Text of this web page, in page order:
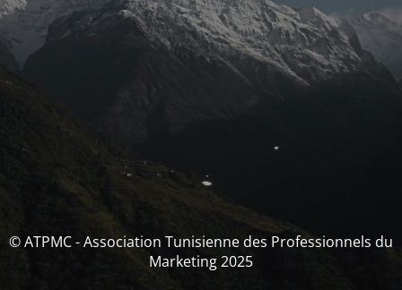
© ATPMC - Association Tunisienne des Professionnels du
Marketing 2025